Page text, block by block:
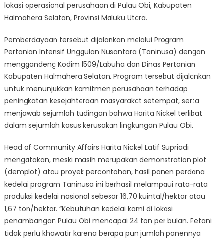
Obi
lokasi operasional perusahaan di Pulau Obi, Kabupaten
Halmahera Selatan, Provinsi Maluku Utara.
Pemberdayaan tersebut dijalankan melalui Program
Pertanian Intensif Unggulan Nusantara (Taninusa) dengan
menggandeng Kodim 1509/Labuha dan Dinas Pertanian
Kabupaten Halmahera Selatan. Program tersebut dijalankan
untuk menunjukkan komitmen perusahaan terhadap
peningkatan kesejahteraan masyarakat setempat, serta
menjawab sejumlah tudingan bahwa Harita Nickel terlibat
dalam sejumlah kasus kerusakan lingkungan Pulau Obi.
Head of Community Affairs Harita Nickel Latif Supriadi
mengatakan, meski masih merupakan demonstration plot
(demplot) atau proyek percontohan, hasil panen perdana
kedelai program Taninusa ini berhasil melampaui rata-rata
produksi kedelai nasional sebesar 16,70 kuintal/hektar atau
1,67 ton/hektar. “Kebutuhan kedelai kami di lokasi
penambangan Pulau Obi mencapai 24 ton per bulan. Petani
tidak perlu khawatir karena berapa pun jumlah panennya